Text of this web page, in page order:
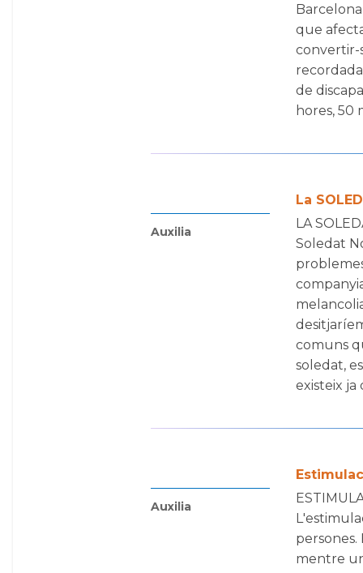
que
convertir-
de
hores, 50
La
Auxilia
LA
Soledat
comuns
soledat,
existeix ja
Auxilia
mentre